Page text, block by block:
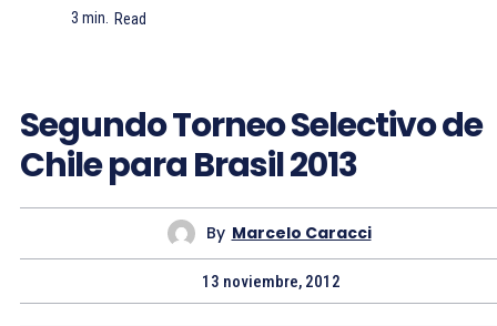
3 min. Read
Segundo Torneo Selectivo de
Chile para Brasil 2013
By Marcelo Caracci
13 noviembre, 2012